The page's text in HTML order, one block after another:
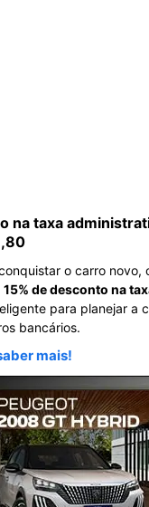
na taxa
o carro novo,
15% de desconto na
para planejar a
bancários.
mais!